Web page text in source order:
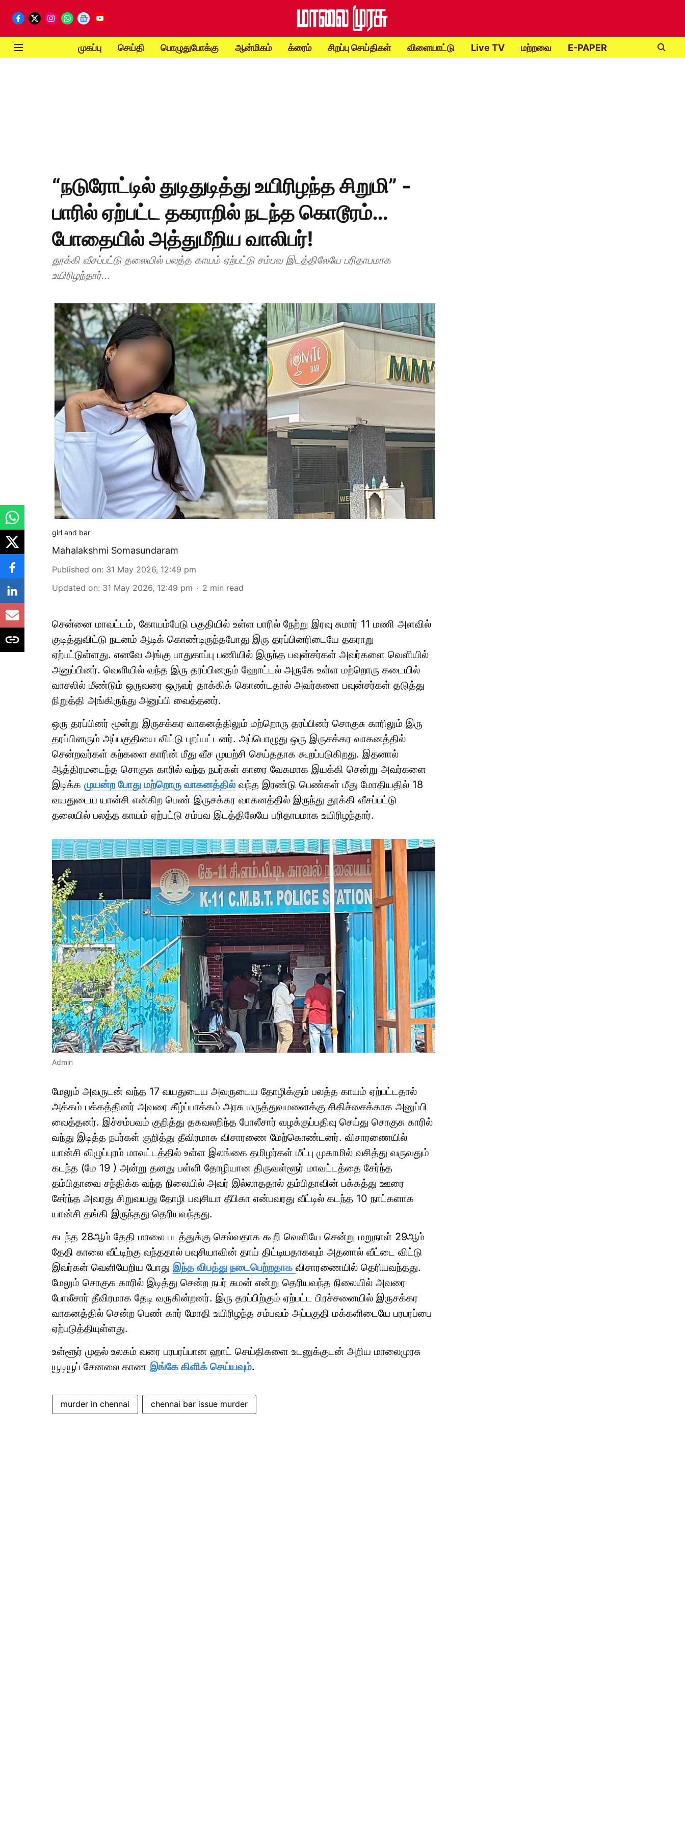
முகப்பு செய்தி பொழுதுபோக்கு ஆன்மிகம் க்ரைம் சிறப்பு செய்திகள் விளையாட்டு Live TV மற்றவை E-PAPER
“நடுரோட்டில் துடிதுடித்து உயிரிழந்த சிறுமி” -
பாரில் ஏற்பட்ட தகராறில் நடந்த கொடூரம்…
போதையில் அத்துமீறிய வாலிபர்!
தூக்கி வீசப்பட்டு தலையில் பலத்த காயம் ஏற்பட்டு சம்பவ இடத்திலேயே பரிதாபமாக
உயிரிழந்தார்...
girl and bar
Mahalakshmi Somasundaram
Published on: 31 May 2026, 12:49 pm
Updated on: 31 May 2026, 12:49 pm 2 min read
சென்னை மாவட்டம், கோயம்பேடு பகுதியில் உள்ள பாரில் நேற்று இரவு சுமார் 11 மணி அளவில்
குடித்துவிட்டு நடனம் ஆடிக் கொண்டிருந்தபோது இரு தரப்பினரிடையே தகராறு
ஏற்பட்டுள்ளது. எனவே அங்கு பாதுகாப்பு பணியில் இருந்த பவுன்சர்கள் அவர்களை வெளியில்
அனுப்பினர். வெளியில் வந்த இரு தரப்பினரும் ஹோட்டல் அருகே உள்ள மற்றொரு கடையில்
வாசலில் மீண்டும் ஒருவரை ஒருவர் தாக்கிக் கொண்டதால் அவர்களை பவுன்சர்கள் தடுத்து
நிறுத்தி அங்கிருந்து அனுப்பி வைத்தனர்.
ஒரு தரப்பினர் மூன்று இருசக்கர வாகனத்திலும் மற்றொரு தரப்பினர் சொகுசு காரிலும் இரு
தரப்பினரும் அப்பகுதியை விட்டு புறப்பட்டனர். அப்பொழுது ஒரு இருசக்கர வாகனத்தில்
சென்றவர்கள் கற்களை காரின் மீது வீச முயற்சி செய்ததாக கூறப்படுகிறது. இதனால்
ஆத்திரமடைந்த சொகுசு காரில் வந்த நபர்கள் காரை வேகமாக இயக்கி சென்று அவர்களை
இடிக்க முயன்ற போது மற்றொரு வாகனத்தில் வந்த இரண்டு பெண்கள் மீது மோதியதில் 18
வயதுடைய யான்சி என்கிற பெண் இருசக்கர வாகனத்தில் இருந்து தூக்கி வீசப்பட்டு
தலையில் பலத்த காயம் ஏற்பட்டு சம்பவ இடத்திலேயே பரிதாபமாக உயிரிழந்தார்.
Admin
மேலும் அவருடன் வந்த 17 வயதுடைய அவருடைய தோழிக்கும் பலத்த காயம் ஏற்பட்டதால்
அக்கம் பக்கத்தினர் அவரை கீழ்ப்பாக்கம் அரசு மருத்துவமனைக்கு சிகிச்சைக்காக அனுப்பி
வைத்தனர். இச்சம்பவம் குறித்து தகவலறிந்த போலீசார் வழக்குப்பதிவு செய்து சொகுசு காரில்
வந்து இடித்த நபர்கள் குறித்து தீவிரமாக விசாரணை மேற்கொண்டனர். விசாரணையில்
யான்சி விழுப்புரம் மாவட்டத்தில் உள்ள இலங்கை தமிழர்கள் மீட்பு முகாமில் வசித்து வருவதும்
கடந்த (மே 19 ) அன்று தனது பள்ளி தோழியான திருவள்ளூர் மாவட்டத்தை சேர்ந்த
தம்பிதாவை சந்திக்க வந்த நிலையில் அவர் இல்லாததால் தம்பிதாவின் பக்கத்து ஊரை
சேர்ந்த அவரது சிறுவயது தோழி பவுசியா தீபிகா என்பவரது வீட்டில் கடந்த 10 நாட்களாக
யான்சி தங்கி இருந்தது தெரியவந்தது.
கடந்த 28ஆம் தேதி மாலை படத்துக்கு செல்வதாக கூறி வெளியே சென்று மறுநாள் 29ஆம்
தேதி காலை வீட்டிற்கு வந்ததால் பவுசியாவின் தாய் திட்டியதாகவும் அதனால் வீட்டை விட்டு
இவர்கள் வெளியேறிய போது இந்த விபத்து நடைபெற்றதாக விசாரணையில் தெரியவந்தது.
மேலும் சொகுசு காரில் இடித்து சென்ற நபர் சுமன் என்று தெரியவந்த நிலையில் அவரை
போலீசார் தீவிரமாக தேடி வருகின்றனர். இரு தரப்பிற்கும் ஏற்பட்ட பிரச்சனையில் இருசக்கர
வாகனத்தில் சென்ற பெண் கார் மோதி உயிரிழந்த சம்பவம் அப்பகுதி மக்களிடையே பரபரப்பை
ஏற்படுத்தியுள்ளது.
உள்ளூர் முதல் உலகம் வரை பரபரப்பான ஹாட் செய்திகளை உடனுக்குடன் அறிய மாலைமுரசு
யூடியூப் சேனலை காண இங்கே கிளிக் செய்யவும்.
murder in chennai chennai bar issue murder